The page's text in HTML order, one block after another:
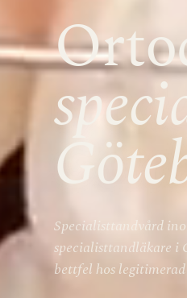
Specialisttandvård
specialisttandläkare i
bettfel hos